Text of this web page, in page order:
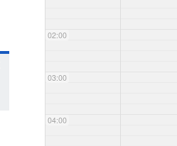
02:00
03:00
04:00